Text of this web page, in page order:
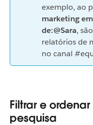
exemplo, ao
marketing
de:@Sara,
relatórios de
no canal
Filtrar e
pesquisa